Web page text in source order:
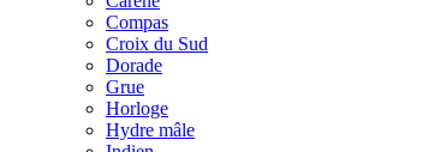
Compas
Croix du Sud
Dorade
Grue
Horloge
Hydre mâle